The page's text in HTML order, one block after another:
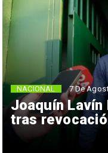
Joaquín
tras
NACIONAL 7 De